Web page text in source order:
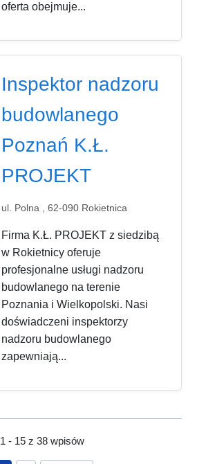
oferta obejmuje...
Inspektor nadzoru
budowlanego
Poznań K.Ł.
PROJEKT
ul. Polna , 62-090 Rokietnica
Firma K.Ł. PROJEKT z siedzibą
w Rokietnicy oferuje
profesjonalne usługi nadzoru
budowlanego na terenie
Poznania i Wielkopolski. Nasi
doświadczeni inspektorzy
nadzoru budowlanego
zapewniają...
1 - 15 z 38 wpisów